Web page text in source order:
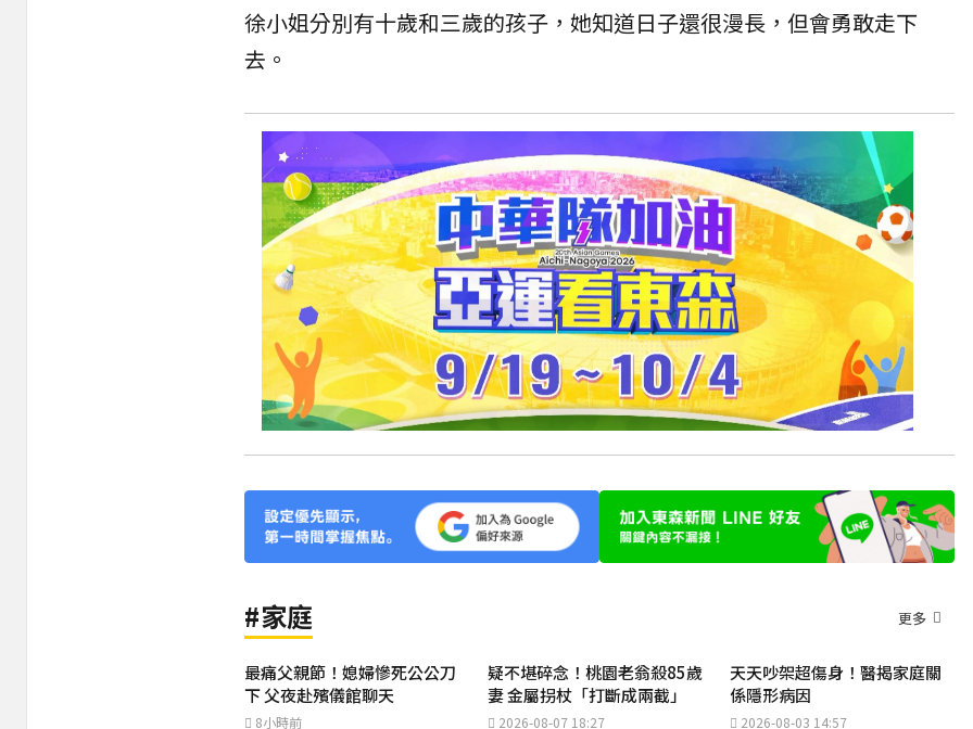
徐小姐分別有十歲和三歲的孩子，她知道日子還很漫長，但會勇敢走下
去。
#家庭 更多
最痛父親節！媳婦慘死公公刀
下 父夜赴殯儀館聊天
8小時前
疑不堪碎念！桃園老翁殺85歲
妻 金屬拐杖「打斷成兩截」
2026-08-07 18:27
天天吵架超傷身！醫揭家庭關
係隱形病因
2026-08-03 14:57